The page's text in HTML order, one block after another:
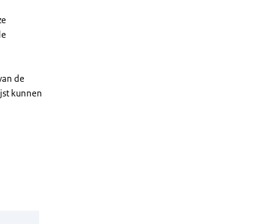
de
kunnen